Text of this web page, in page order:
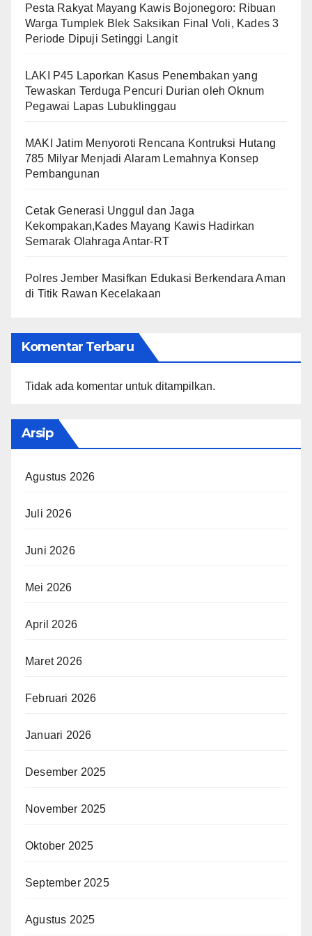
​Pesta Rakyat Mayang Kawis Bojonegoro: Ribuan
Warga Tumplek Blek Saksikan Final Voli, Kades 3
Periode Dipuji Setinggi Langit
LAKI P45 Laporkan Kasus Penembakan yang
Tewaskan Terduga Pencuri Durian oleh Oknum
Pegawai Lapas Lubuklinggau
MAKI Jatim Menyoroti Rencana Kontruksi Hutang
785 Milyar Menjadi Alaram Lemahnya Konsep
Pembangunan
Cetak Generasi Unggul dan Jaga
Kekompakan,Kades Mayang Kawis Hadirkan
Semarak Olahraga Antar-RT
Polres Jember Masifkan Edukasi Berkendara Aman
di Titik Rawan Kecelakaan
Komentar Terbaru
Tidak ada komentar untuk ditampilkan.
Arsip
Agustus 2026
Juli 2026
Juni 2026
Mei 2026
April 2026
Maret 2026
Februari 2026
Januari 2026
Desember 2025
November 2025
Oktober 2025
September 2025
Agustus 2025